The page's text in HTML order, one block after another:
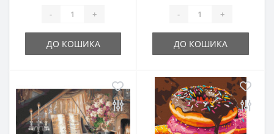
- +
ДО КОШИКА
- +
ДО КОШИКА